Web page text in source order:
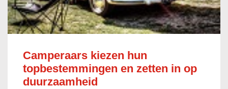
Camperaars kiezen hun
topbestemmingen en zetten in op
duurzaamheid